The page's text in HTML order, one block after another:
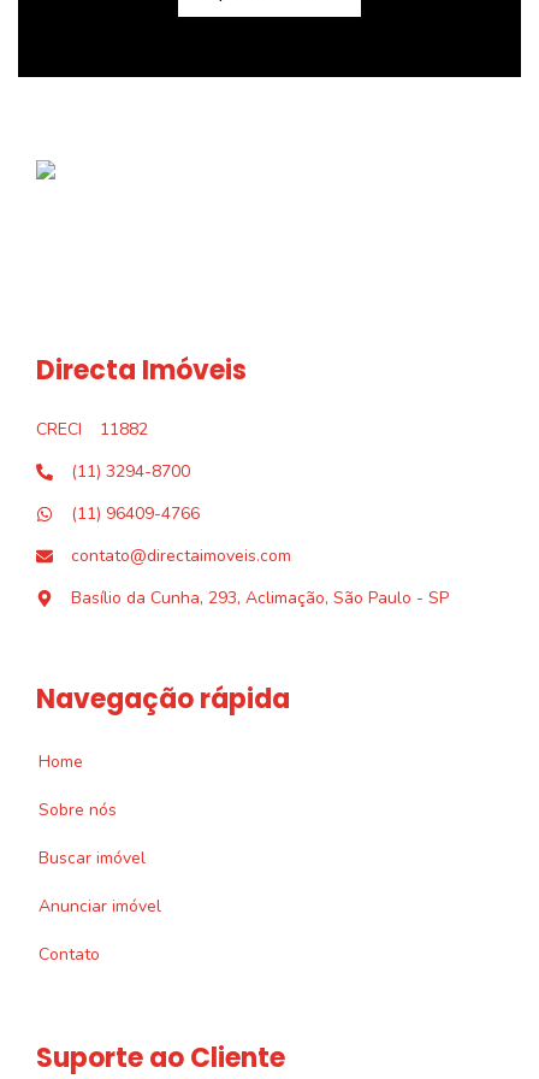
Directa Imóveis
CRECI
11882
(11) 3294-8700
(11) 96409-4766
contato@directaimoveis.com
Basílio da Cunha, 293, Aclimação, São Paulo - SP
Navegação rápida
Home
Sobre nós
Buscar imóvel
Anunciar imóvel
Contato
Suporte ao Cliente